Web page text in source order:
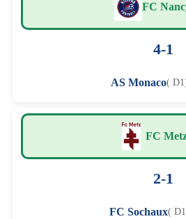
FC
4-1
AS Monaco(
FC
2-1
FC Sochaux(